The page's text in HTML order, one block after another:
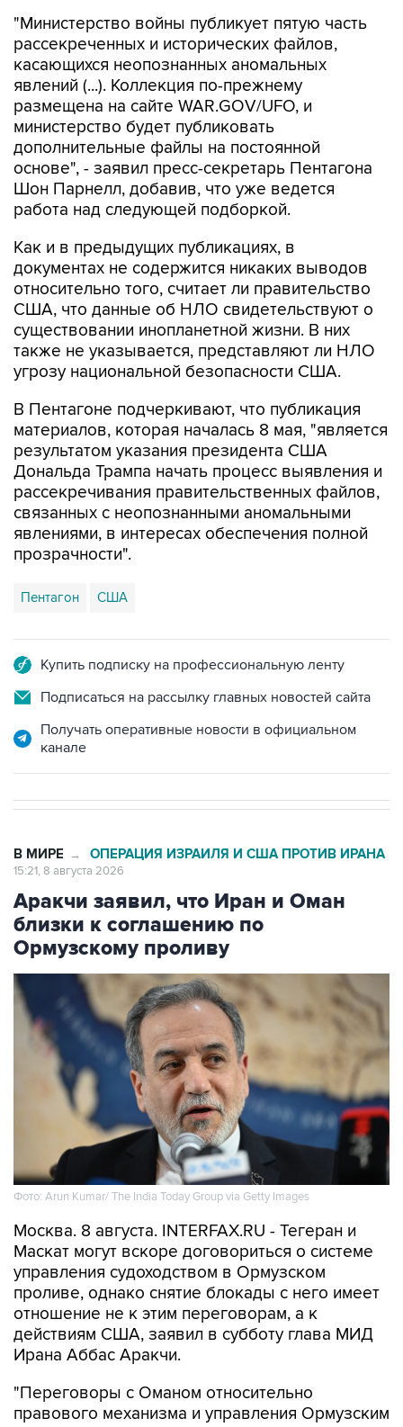
"Министерство войны публикует пятую часть
рассекреченных и исторических файлов,
касающихся неопознанных аномальных
явлений (...). Коллекция по-прежнему
размещена на сайте WAR.GOV/UFO, и
министерство будет публиковать
дополнительные файлы на постоянной
основе", - заявил пресс-секретарь Пентагона
Шон Парнелл, добавив, что уже ведется
работа над следующей подборкой.
Как и в предыдущих публикациях, в
документах не содержится никаких выводов
относительно того, считает ли правительство
США, что данные об НЛО свидетельствуют о
существовании инопланетной жизни. В них
также не указывается, представляют ли НЛО
угрозу национальной безопасности США.
В Пентагоне подчеркивают, что публикация
материалов, которая началась 8 мая, "является
результатом указания президента США
Дональда Трампа начать процесс выявления и
рассекречивания правительственных файлов,
связанных с неопознанными аномальными
явлениями, в интересах обеспечения полной
прозрачности".
Пентагон США
Купить подписку на профессиональную ленту
Подписаться на рассылку главных новостей сайта
Получать оперативные новости в официальном
канале
В МИРЕ → ОПЕРАЦИЯ ИЗРАИЛЯ И США ПРОТИВ ИРАНА
15:21, 8 августа 2026
Аракчи заявил, что Иран и Оман
близки к соглашению по
Ормузскому проливу
Фото: Arun Kumar/ The India Today Group via Getty Images
Москва. 8 августа. INTERFAX.RU - Тегеран и
Маскат могут вскоре договориться о системе
управления судоходством в Ормузском
проливе, однако снятие блокады с него имеет
отношение не к этим переговорам, а к
действиям США, заявил в субботу глава МИД
Ирана Аббас Аракчи.
"Переговоры с Оманом относительно
правового механизма и управления Ормузским